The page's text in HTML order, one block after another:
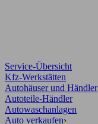
Service-Übersicht
Kfz-Werkstätten
Autohäuser und Händler
Autoteile-Händler
Autowaschanlagen
Auto verkaufen›